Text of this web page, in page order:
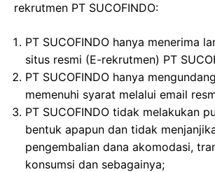
rekrutmen PT SUCOFINDO:
PT SUCOFINDO hanya menerima
situs resmi (E-rekrutmen) PT
PT SUCOFINDO hanya
memenuhi syarat melalui email
PT SUCOFINDO tidak melakukan
bentuk apapun dan tidak
pengembalian dana akomodasi,
konsumsi dan sebagainya;